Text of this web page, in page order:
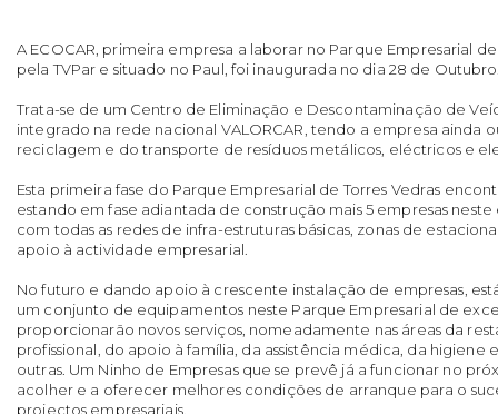
A ECOCAR, primeira empresa a laborar no Parque Empresarial
pela TVPar e situado no Paul, foi inaugurada no dia 28 de
Trata-se de um Centro de Eliminação e Descontaminação de
integrado na rede nacional VALORCAR, tendo a empresa ainda
reciclagem e do transporte de resíduos metálicos, eléctricos e
Esta primeira fase do Parque Empresarial de Torres Vedras
estando em fase adiantada de construção mais 5 empresas
com todas as redes de infra-estruturas básicas, zonas de
apoio à actividade empresarial.
No futuro e dando apoio à crescente instalação de empresas,
um conjunto de equipamentos neste Parque Empresarial de
proporcionarão novos serviços, nomeadamente nas áreas da
profissional, do apoio à família, da assistência médica, da higiene
outras. Um Ninho de Empresas que se prevê já a funcionar no
acolher e a oferecer melhores condições de arranque para o
projectos empresariais.